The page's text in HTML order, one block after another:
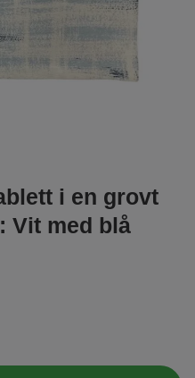
i en grovt
Vit med blå